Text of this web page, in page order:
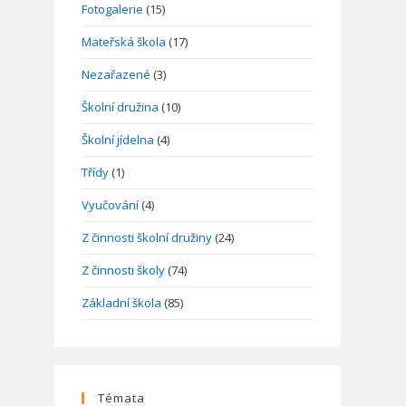
Fotogalerie (15)
Mateřská škola (17)
Nezařazené (3)
Školní družina (10)
Školní jídelna (4)
Třídy (1)
Vyučování (4)
Z činnosti školní družiny (24)
Z činnosti školy (74)
Základní škola (85)
Témata